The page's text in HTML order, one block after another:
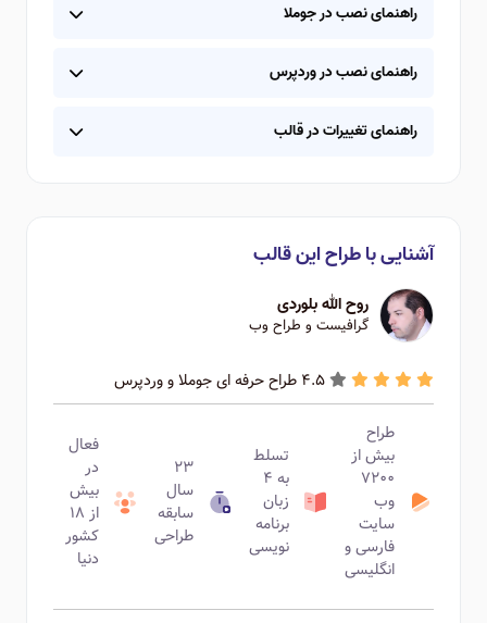
راهنمای نصب در جوملا
راهنمای نصب در وردپرس
راهنمای تغییرات در قالب
آشنایی با طراح این قالب
روح الله بلوردی
گرافیست و طراح وب
4.5 طراح حرفه ای جوملا و وردپرس
طراح
بیش از
۷۲۰۰
وب
سایت
فارسی و
انگلیسی
تسلط
به ۴
زبان
برنامه
نویسی
۲۳
سال
سابقه
طراحی
فعال
در
بیش
از ۱۸
کشور
دنیا